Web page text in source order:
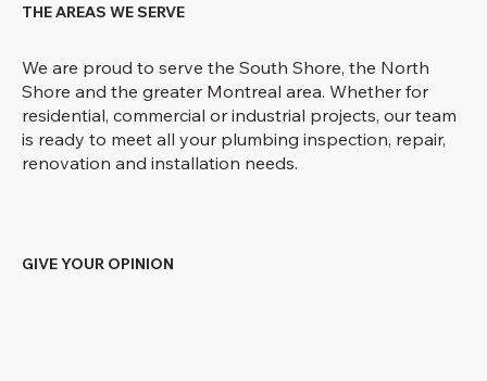
THE AREAS WE SERVE
We are proud to serve the South Shore, the North
Shore and the greater Montreal area. Whether for
residential, commercial or industrial projects, our team
is ready to meet all your plumbing inspection, repair,
renovation and installation needs.
GIVE YOUR OPINION